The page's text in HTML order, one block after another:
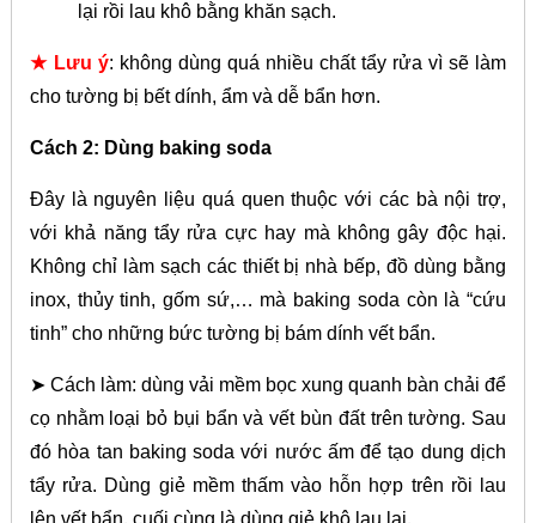
lại rồi lau khô bằng khăn sạch.
★ Lưu ý: không dùng quá nhiều chất tẩy rửa vì sẽ làm
cho tường bị bết dính, ẩm và dễ bẩn hơn.
Cách 2: Dùng baking soda
Đây là nguyên liệu quá quen thuộc với các bà nội trợ,
với khả năng tẩy rửa cực hay mà không gây độc hại.
Không chỉ làm sạch các thiết bị nhà bếp, đồ dùng bằng
inox, thủy tinh, gốm sứ,… mà baking soda còn là “cứu
tinh” cho những bức tường bị bám dính vết bẩn.
➤ Cách làm: dùng vải mềm bọc xung quanh bàn chải để
cọ nhằm loại bỏ bụi bẩn và vết bùn đất trên tường. Sau
đó hòa tan baking soda với nước ấm để tạo dung dịch
tẩy rửa. Dùng giẻ mềm thấm vào hỗn hợp trên rồi lau
lên vết bẩn, cuối cùng là dùng giẻ khô lau lại.